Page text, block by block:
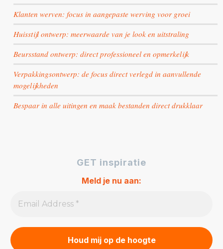
Klanten werven: focus in aangepaste werving voor groei
Huisstijl ontwerp: meerwaarde van je look en uitstraling
Beursstand ontwerp: direct professioneel en opmerkelijk
Verpakkingsontwerp: de focus direct verlegd in aanvullende
mogelijkheden
Bespaar in alle uitingen en maak bestanden direct drukklaar
GET inspiratie
Meld je nu aan: